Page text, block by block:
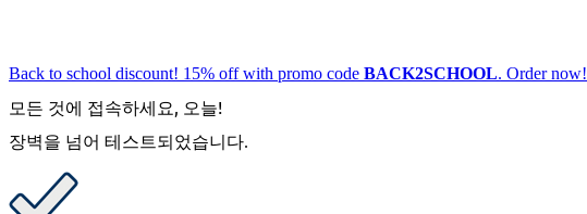
Back to school discount! 15% off with promo code BACK2SCHOOL. Order now!
모든 것에 접속하세요, 오늘!
장벽을 넘어 테스트되었습니다.